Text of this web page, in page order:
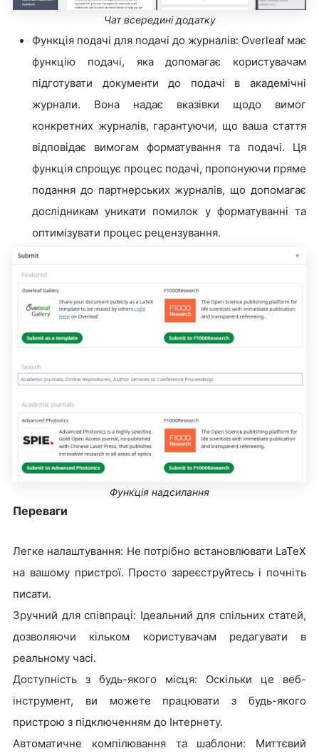
Чат всередині додатку
Функція подачі для подачі до журналів: Overleaf має
функцію подачі, яка допомагає користувачам
підготувати документи до подачі в академічні
журнали. Вона надає вказівки щодо вимог
конкретних журналів, гарантуючи, що ваша стаття
відповідає вимогам форматування та подачі. Ця
функція спрощує процес подачі, пропонуючи пряме
подання до партнерських журналів, що допомагає
дослідникам уникати помилок у форматуванні та
оптимізувати процес рецензування.
Функція надсилання
Переваги
Легке налаштування: Не потрібно встановлювати LaTeX
на вашому пристрої. Просто зареєструйтесь і почніть
писати.
Зручний для співпраці: Ідеальний для спільних статей,
дозволяючи кільком користувачам редагувати в
реальному часі.
Доступність з будь-якого місця: Оскільки це веб-
інструмент, ви можете працювати з будь-якого
пристрою з підключенням до Інтернету.
Автоматичне компілювання та шаблони: Миттєвий